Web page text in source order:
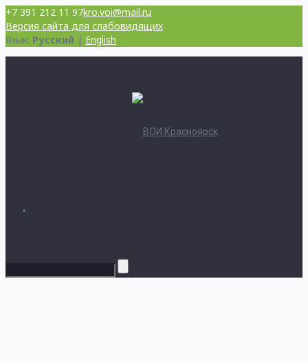
+7 391 212 11 97kro.voi@mail.ru
Версия сайта для слабовидящих
Язык: Русский | English